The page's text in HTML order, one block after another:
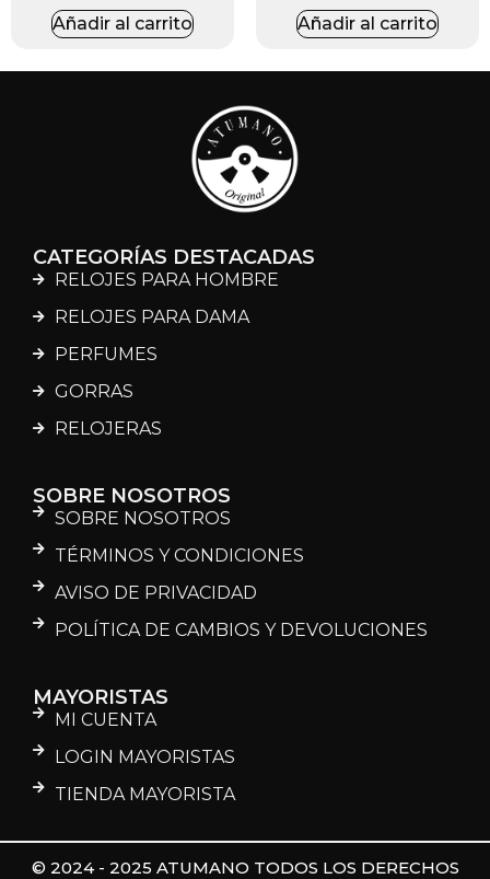
Añadir al carrito Añadir al carrito
CATEGORÍAS DESTACADAS
RELOJES PARA HOMBRE
RELOJES PARA DAMA
PERFUMES
GORRAS
RELOJERAS
SOBRE NOSOTROS
SOBRE NOSOTROS
TÉRMINOS Y CONDICIONES
AVISO DE PRIVACIDAD
POLÍTICA DE CAMBIOS Y DEVOLUCIONES
MAYORISTAS
MI CUENTA
LOGIN MAYORISTAS
TIENDA MAYORISTA
© 2024 - 2025 ATUMANO TODOS LOS DERECHOS